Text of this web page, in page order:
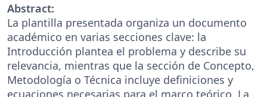
Abstract:
La plantilla presentada organiza un documento
académico en varias secciones clave: la
Introducción plantea el problema y describe su
relevancia, mientras que la sección de Concepto,
Metodología o Técnica incluye definiciones y
ecuaciones necesarias para el marco teórico. La